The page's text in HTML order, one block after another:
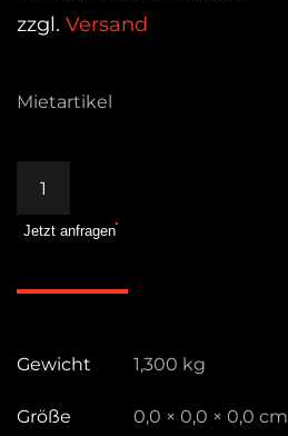
zzgl. Versand
Mietartikel
x
Menge
Jetzt anfragen
Gewicht 1,300 kg
Größe 0,0 × 0,0 × 0,0 cm